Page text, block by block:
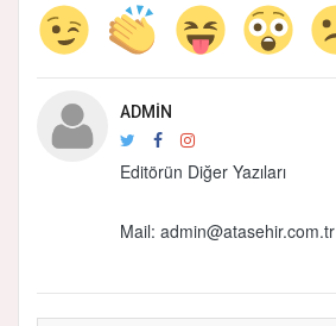
ADMIN
Editörün Diğer Yazıları
Mail: admin@atasehir.com.tr